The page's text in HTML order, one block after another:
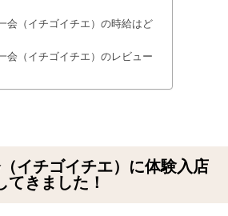
会（イチゴイチエ）の時給はど
会（イチゴイチエ）のレビュー
イチゴイチエ）に体験入店
てきました！